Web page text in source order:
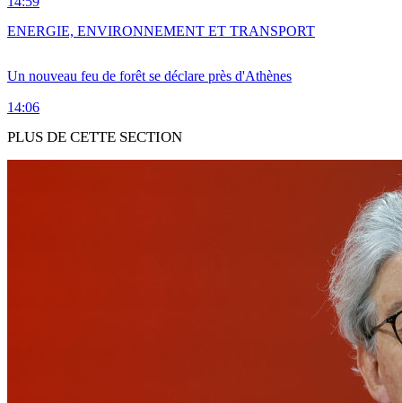
Un nouveau feu de forêt se déclare près d'Athènes
14:06
ENERGIE, ENVIRONNEMENT ET TRANSPORT
PLUS DE CETTE SECTION